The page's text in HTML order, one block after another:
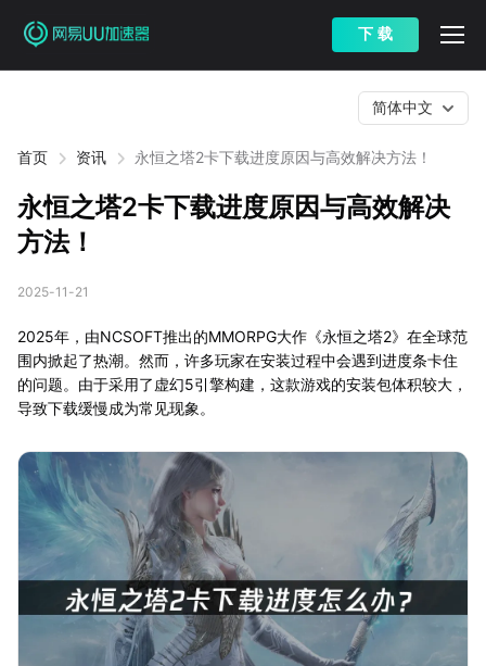
下 载
首页 资讯 永恒之塔2卡下载进度原因与高效解决方法！
简体中文
永恒之塔2卡下载进度原因与高效解决
方法！
2025-11-21
2025年，由NCSOFT推出的MMORPG大作《永恒之塔2》在全球范
围内掀起了热潮。然而，许多玩家在安装过程中会遇到进度条卡住
的问题。由于采用了虚幻5引擎构建，这款游戏的安装包体积较大，
导致下载缓慢成为常见现象。